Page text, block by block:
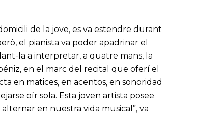
de la jove, es va estendre durant
el pianista va poder apadrinar el
la a interpretar, a quatre mans, la
en el marc del recital que oferí el
en matices, en acentos, en sonoridad
oír sola. Esta joven artista posee
en nuestra vida musical”, va